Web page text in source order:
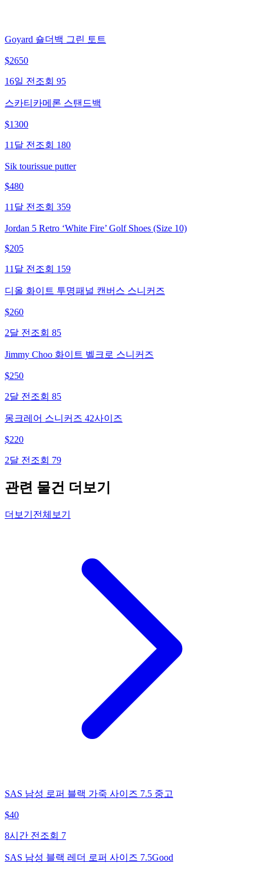
Goyard 숄더백 그린 토트
$2650
16일 전 조회 95
스카티카메론 스탠드백
$1300
11달 전 조회 180
Sik tourissue putter
$480
11달 전 조회 359
Jordan 5 Retro ‘White Fire’ Golf Shoes (Size 10)
$205
11달 전 조회 159
디올 화이트 투명패널 캔버스 스니커즈
$260
2달 전 조회 85
Jimmy Choo 화이트 벨크로 스니커즈
$250
2달 전 조회 85
몽크레어 스니커즈 42사이즈
$220
2달 전 조회 79
관련 물건 더보기
더보기 전체보기
SAS 남성 로퍼 블랙 가죽 사이즈 7.5 중고
$40
8시간 전 조회 7
SAS 남성 블랙 레더 로퍼 사이즈 7.5Good